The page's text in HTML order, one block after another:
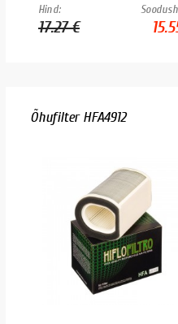
Hind:
17.27 €
Õhufilter HFA4912